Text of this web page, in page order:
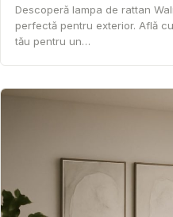
Descoperă lampa de rattan
perfectă pentru exterior. Află
tău pentru un…